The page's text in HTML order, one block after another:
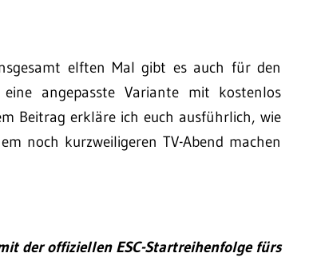
elften Mal gibt es auch für den
angepasste Variante mit kostenlos
Beitrag erkläre ich euch ausführlich, wie
noch kurzweiligeren TV-Abend machen
der offiziellen ESC-Startreihenfolge fürs